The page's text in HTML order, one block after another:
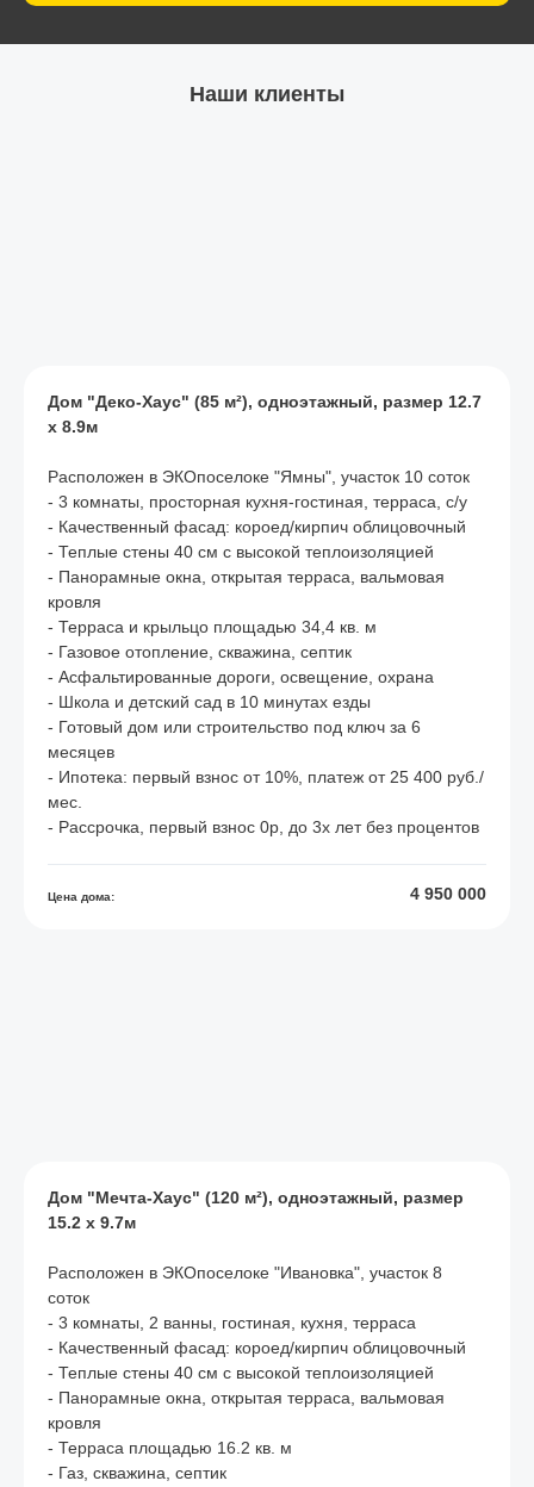
Наши клиенты
Дом "Деко-Хаус" (85 м²), одноэтажный, размер 12.7
х 8.9м
Расположен в ЭКОпоселоке "Ямны", участок 10 соток
- 3 комнаты, просторная кухня-гостиная, терраса, с/у
- Качественный фасад: короед/кирпич облицовочный
- Теплые стены 40 см с высокой теплоизоляцией
- Панорамные окна, открытая терраса, вальмовая
кровля
- Терраса и крыльцо площадью 34,4 кв. м
- Газовое отопление, скважина, септик
- Асфальтированные дороги, освещение, охрана
- Школа и детский сад в 10 минутах езды
- Готовый дом или строительство под ключ за 6
месяцев
- Ипотека: первый взнос от 10%, платеж от 25 400 руб./
мес.
- Рассрочка, первый взнос 0р, до 3х лет без процентов
Цена дома: 4 950 000
Дом "Мечта-Хаус" (120 м²), одноэтажный, размер
15.2 х 9.7м
Расположен в ЭКОпоселоке "Ивановка", участок 8
соток
- 3 комнаты, 2 ванны, гостиная, кухня, терраса
- Качественный фасад: короед/кирпич облицовочный
- Теплые стены 40 см с высокой теплоизоляцией
- Панорамные окна, открытая терраса, вальмовая
кровля
- Терраса площадью 16.2 кв. м
- Газ, скважина, септик